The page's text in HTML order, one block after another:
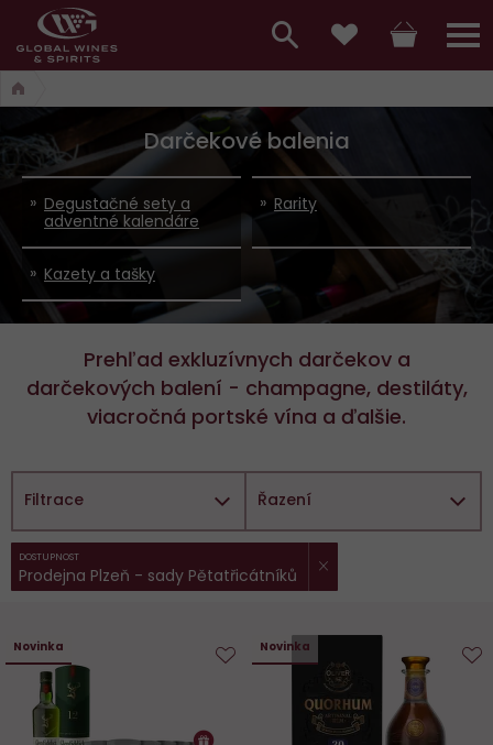
Hlavní
menu,
košík,
vyhledávání,
přihlášení
a
Darčekové balenia
Degustačné sety a
adventné kalendáre
Rarity
Kazety a tašky
Prehľad exkluzívnych darčekov a
darčekových balení - champagne, destiláty,
viacročná portské vína a ďalšie.
Filtrace
Vybrané
filtry:
DOSTUPNOST
Prodejna Plzeň - sady Pětatřicátníků
Řazení
Novinka
obľúbených
Novinka